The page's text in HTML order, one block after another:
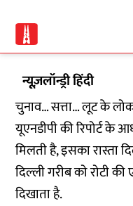
न्यूज़लॉन्ड्री हिंदी
चुनाव… सत्ता… लूट के
यूएनडीपी की रिपोर्ट के
मिलती है, इसका रास्ता
दिल्ली गरीब को रोटी
दिखाता है.